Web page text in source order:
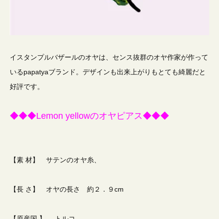
イスタンプルバザールのオヤは、センス抜群のオヤ作家が作って
いるpapatyaブランド。デザインも出来上がりもとても綺麗だと
好評です。
◆◆◆Lemon yellowのオヤピアス◆◆◆
【素 材】 サテンのオヤ糸、
【長 さ】 オヤの長さ 約２．９cm